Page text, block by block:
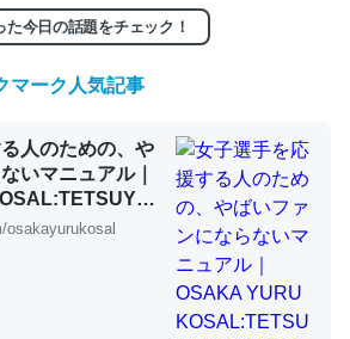
トークンだと英語小説100ページ分
「ずっと前の伏線」は回収されないけ
には多い分量。進化すればするほど分
そう
ついての考察（１） - conceptualization
今日の話題をチェック！
マーク人気記事
人のための、や
いマニュアル｜
osakayurukosal